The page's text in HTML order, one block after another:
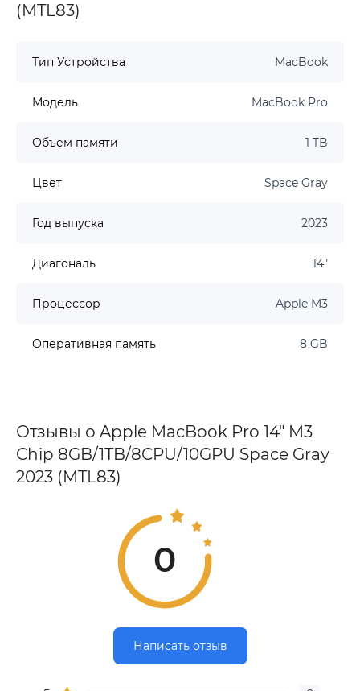
(MTL83)
Тип Устройства MacBook
Модель MacBook Pro
Объем памяти 1 TB
Цвет Space Gray
Год выпуска 2023
Диагональ 14"
Процессор Apple M3
Оперативная память 8 GB
Отзывы о Apple MacBook Pro 14" M3
Chip 8GB/1TB/8CPU/10GPU Space Gray
2023 (MTL83)
0
Написать отзыв